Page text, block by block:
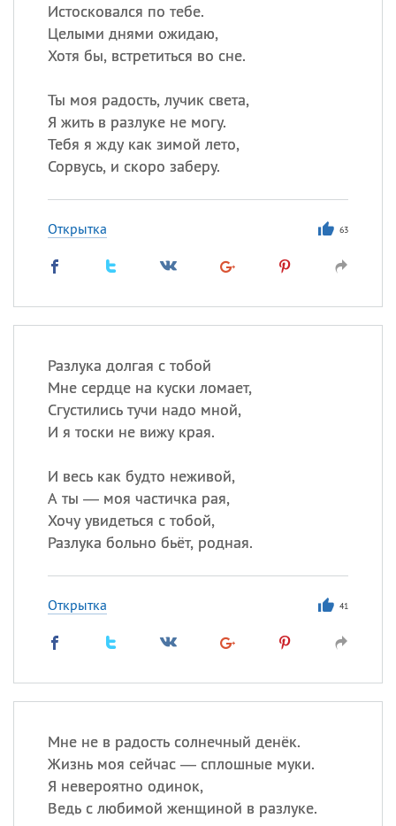
Истосковался по тебе.
Целыми днями ожидаю,
Хотя бы, встретиться во сне.
Ты моя радость, лучик света,
Я жить в разлуке не могу.
Тебя я жду как зимой лето,
Сорвусь, и скоро заберу.
Открытка 63
Разлука долгая с тобой
Мне сердце на куски ломает,
Сгустились тучи надо мной,
И я тоски не вижу края.
И весь как будто неживой,
А ты — моя частичка рая,
Хочу увидеться с тобой,
Разлука больно бьёт, родная.
Открытка 41
Мне не в радость солнечный денёк.
Жизнь моя сейчас — сплошные муки.
Я невероятно одинок,
Ведь с любимой женщиной в разлуке.